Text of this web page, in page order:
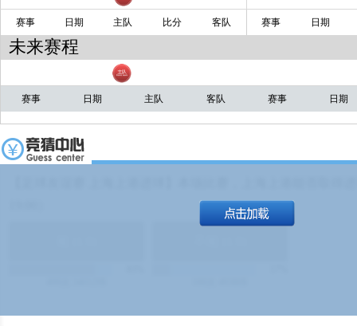
赛事 日期 主队 比分 客队 赛事 日期
未来赛程
赛事 日期 主队 客队 赛事 日期